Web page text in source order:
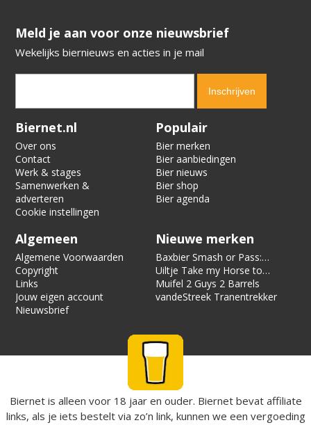
​​​​​​​Meld je aan voor onze nieuwsbrief
Wekelijks biernieuws en acties in je mail
Verification code:
Biernet.nl
Over ons
Contact
Werk & stages
Samenwerken &
adverteren
Cookie instellingen
Populair
Bier merken
Bier aanbiedingen
Bier nieuws
Bier shop
Bier agenda
Algemeen
Algemene Voorwaarden
Copyright
Links
Jouw eigen account
Nieuwsbrief
Nieuwe merken
Baxbier Smash or Pass:
Strata
Uiltje Take my Horse to
the Hotel Room
Muifel 2 Guys 2 Barrels
vandeStreek Tranentrekker
Biernet is alleen voor 18 jaar en ouder. Biernet bevat affiliate
links, als je iets bestelt via zo’n link, kunnen we een vergoeding